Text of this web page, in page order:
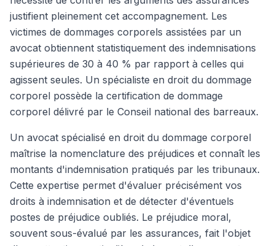
justifient pleinement cet accompagnement. Les
victimes de dommages corporels assistées par un
avocat obtiennent statistiquement des indemnisations
supérieures de 30 à 40 % par rapport à celles qui
agissent seules. Un spécialiste en droit du dommage
corporel possède la certification de dommage
corporel délivré par le Conseil national des barreaux.
Un avocat spécialisé en droit du dommage corporel
maîtrise la nomenclature des préjudices et connaît les
montants d'indemnisation pratiqués par les tribunaux.
Cette expertise permet d'évaluer précisément vos
droits à indemnisation et de détecter d'éventuels
postes de préjudice oubliés. Le préjudice moral,
souvent sous-évalué par les assurances, fait l'objet